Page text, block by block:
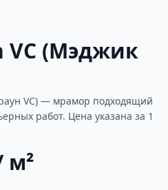
VC (Мэджик
VC) — мрамор подходящий
работ. Цена указана за 1
м²